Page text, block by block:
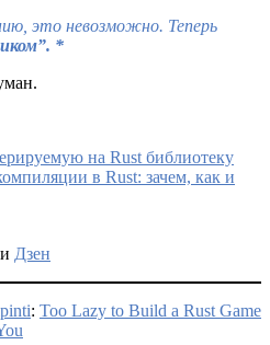
это невозможно. Теперь
*
на Rust библиотеку
в Rust: зачем, как и
и Дзен
: Too Lazy to Build a Rust Game